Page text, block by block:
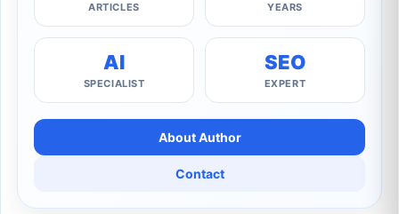
ARTICLES YEARS
AI
SPECIALIST
SEO
EXPERT
About Author
Contact